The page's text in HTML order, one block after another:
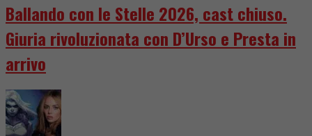
Ballando con le Stelle 2026, cast chiuso.
Giuria rivoluzionata con D’Urso e Presta in
arrivo